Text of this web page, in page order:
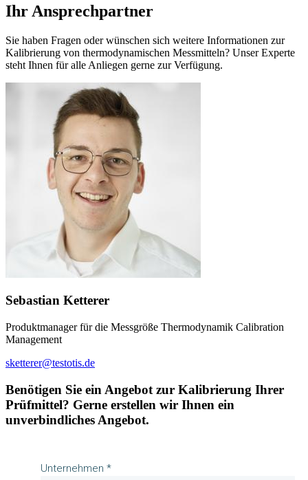
Ihr Ansprechpartner
Sie haben Fragen oder wünschen sich weitere Informationen zur
Kalibrierung von thermodynamischen Messmitteln? Unser Experte
steht Ihnen für alle Anliegen gerne zur Verfügung.
Sebastian Ketterer
Produktmanager für die Messgröße Thermodynamik Calibration
Management
sketterer@testotis.de
Benötigen Sie ein Angebot zur Kalibrierung Ihrer
Prüfmittel? Gerne erstellen wir Ihnen ein
unverbindliches Angebot.
Unternehmen *